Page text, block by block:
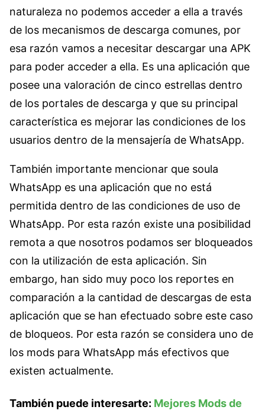
naturaleza no podemos acceder a ella a través
de los mecanismos de descarga comunes, por
esa razón vamos a necesitar descargar una APK
para poder acceder a ella. Es una aplicación que
posee una valoración de cinco estrellas dentro
de los portales de descarga y que su principal
característica es mejorar las condiciones de los
usuarios dentro de la mensajería de WhatsApp.
También importante mencionar que soula
WhatsApp es una aplicación que no está
permitida dentro de las condiciones de uso de
WhatsApp. Por esta razón existe una posibilidad
remota a que nosotros podamos ser bloqueados
con la utilización de esta aplicación. Sin
embargo, han sido muy poco los reportes en
comparación a la cantidad de descargas de esta
aplicación que se han efectuado sobre este caso
de bloqueos. Por esta razón se considera uno de
los mods para WhatsApp más efectivos que
existen actualmente.
También puede interesarte: Mejores Mods de